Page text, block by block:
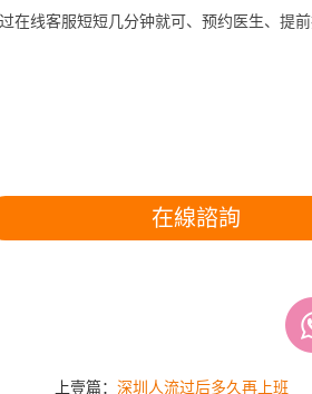
在线客服短短几分钟就可、预约医生、提
在線諮詢
上壹篇：深圳人流过后多久再上班